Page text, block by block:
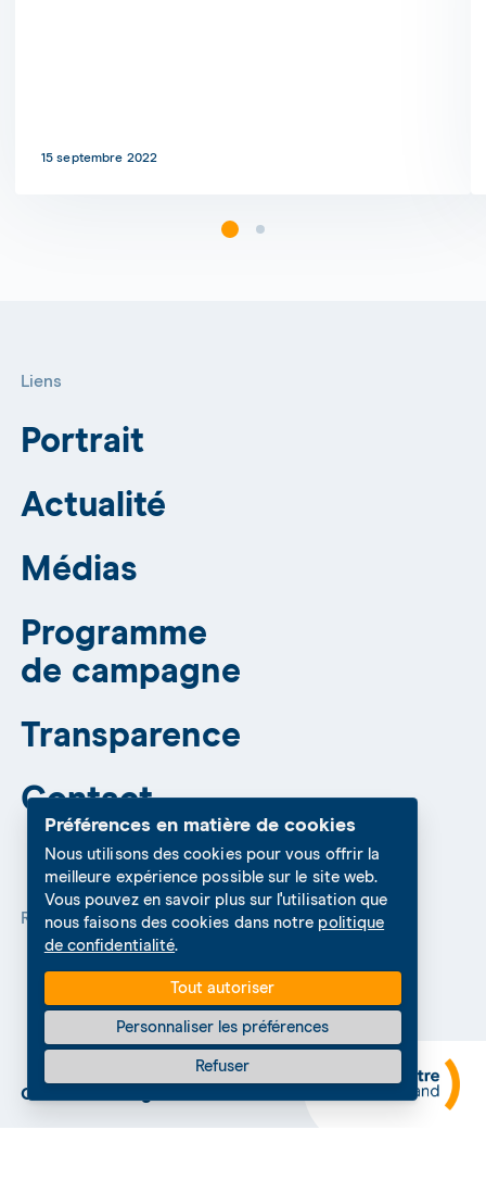
Préférences en matière de cookies
Nous utilisons des cookies pour vous offrir la
meilleure expérience possible sur le site web.
Vous pouvez en savoir plus sur l'utilisation que
nous faisons des cookies dans notre politique
de confidentialité.
Tout autoriser
Personnaliser les préférences
Refuser
15 septembre 2022
Liens
Portrait
Actualité
Médias
Programme
de campagne
Transparence
Contact
Réseaux sociaux
Cookies Settings